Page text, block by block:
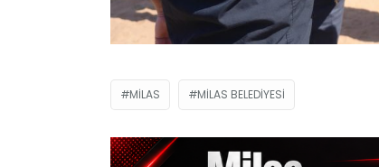
MILAS MILAS BELEDIYESI